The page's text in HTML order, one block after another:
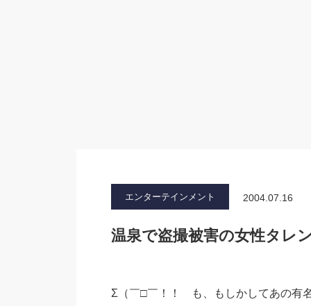
エンターテインメント 2004.07.16
温泉で盗撮被害の女性タレ
Σ（￣□￣！！ も、もしかしてあの有